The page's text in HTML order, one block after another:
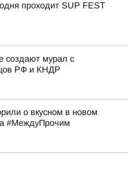
проходит SUP FEST
создают мурал с
РФ и КНДР
о вкусном в новом
#МеждуПрочим